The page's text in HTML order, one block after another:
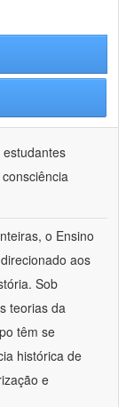
o Ensino
aos
Sob
teorias da
têm se
histórica de
e